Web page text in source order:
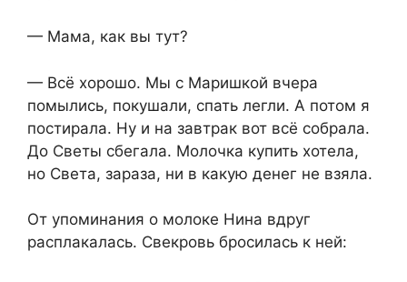
— Мама, как вы тут?
— Всё хорошо. Мы с Маришкой вчера
помылись, покушали, спать легли. А потом я
постирала. Ну и на завтрак вот всё собрала.
До Светы сбегала. Молочка купить хотела,
но Света, зараза, ни в какую денег не взяла.
От упоминания о молоке Нина вдруг
расплакалась. Свекровь бросилась к ней: